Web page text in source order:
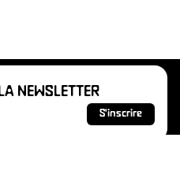
NEWSLETTER
S'inscrire